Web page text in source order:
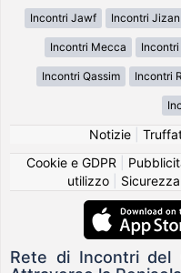
Incontri Jawf Incontri Jizan
Incontri Mecca
Incontri Qassim Incontri
Notizie|
Cookie e GDPR
utilizzo|
Rete di Incontri del